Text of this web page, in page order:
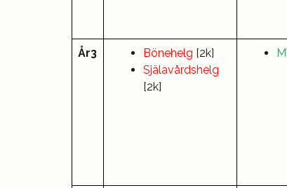
År3 Bönehelg [2k]
Själavårdshelg
[2k]